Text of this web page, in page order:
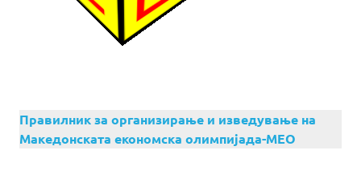
Правилник за организирање и изведување на
Македонската економска олимпијада-МЕО